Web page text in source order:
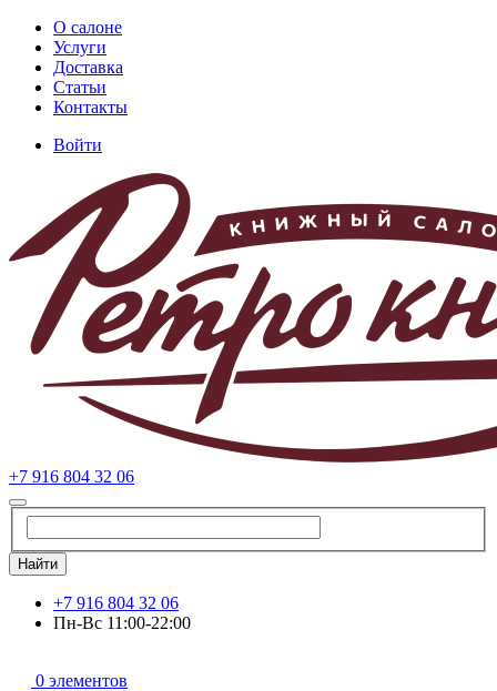
Перейти
основному
содержанию
Основная
навигация
О салоне
Услуги
Доставка
Статьи
Контакты
учётной
записи
пользователя
Войти
+7 916 804 32 06
Найти
+7 916 804 32 06
Пн-Вс 11:00-22:00
0 элементов